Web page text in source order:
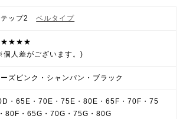
テップ2ベルタイプ
人差がございます。)
ーズピンク・シャンパン・ブラック
・65E・70E・75E・80E・65F・70F・75
80F・65G・70G・75G・80G